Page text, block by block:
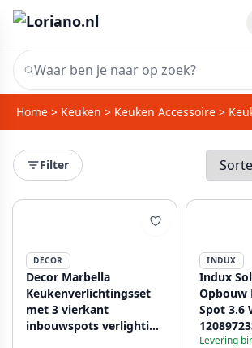
Home > Keuken > Keuken Accessoire >
Filter
DECOR
Decor Marbella
Keukenverlichtingsset
met 3 vierkant
inbouwspots verlighting
INDUX
Indux
Opbouw
Spot 3.6
Levering